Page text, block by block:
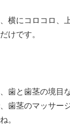
横にコロコロ、
けです。
歯と歯茎の境目
歯茎のマッサー
。